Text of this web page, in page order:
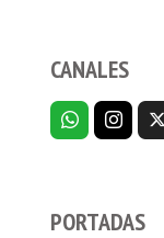
CANALES
PORTADAS